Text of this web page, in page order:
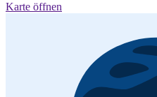
Karte öffnen